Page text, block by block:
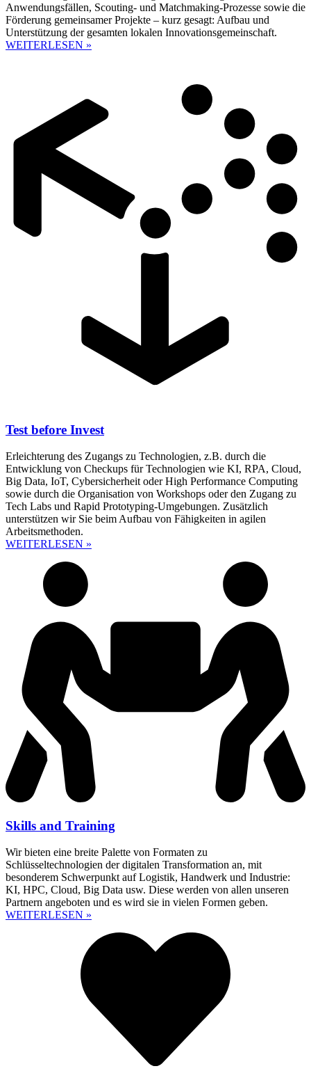
Anwendungsfällen, Scouting- und Matchmaking-Prozesse sowie die
Förderung gemeinsamer Projekte – kurz gesagt: Aufbau und
Unterstützung der gesamten lokalen Innovationsgemeinschaft.
WEITERLESEN »
Test before Invest
Erleichterung des Zugangs zu Technologien, z.B. durch die
Entwicklung von Checkups für Technologien wie KI, RPA, Cloud,
Big Data, IoT, Cybersicherheit oder High Performance Computing
sowie durch die Organisation von Workshops oder den Zugang zu
Tech Labs und Rapid Prototyping-Umgebungen. Zusätzlich
unterstützen wir Sie beim Aufbau von Fähigkeiten in agilen
Arbeitsmethoden.
WEITERLESEN »
Skills and Training
Wir bieten eine breite Palette von Formaten zu
Schlüsseltechnologien der digitalen Transformation an, mit
besonderem Schwerpunkt auf Logistik, Handwerk und Industrie:
KI, HPC, Cloud, Big Data usw. Diese werden von allen unseren
Partnern angeboten und es wird sie in vielen Formen geben.
WEITERLESEN »